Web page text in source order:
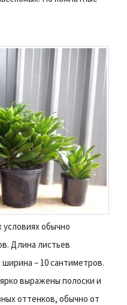
обычно
Длина листьев
– 10 сантиметров.
выражены полоски и
оттенков, обычно от